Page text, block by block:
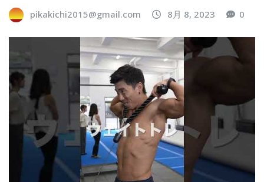
pikakichi2015@gmail.com 8月 8, 2023 0